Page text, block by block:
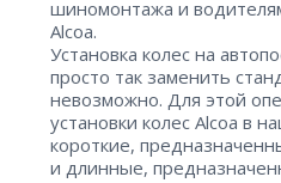
шиномонтажа и
Alcoa.
Установка колес на
просто так заменить
невозможно. Для этой
установки колес Alcoa в
короткие,
и длинные,